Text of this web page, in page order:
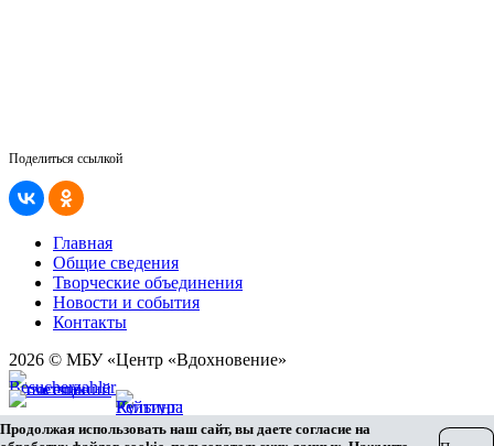
Поделиться ссылкой
Главная
Общие сведения
Творческие объединения
Новости и события
Контакты
2026 © МБУ «Центр «Вдохновение»
Карта сайта
Разработка сайта
Продолжая использовать наш сайт, вы даете согласие на